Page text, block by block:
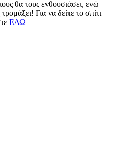
θα τους ενθουσιάσει, ενώ
Για να δείτε το σπίτι
ΕΔΩ